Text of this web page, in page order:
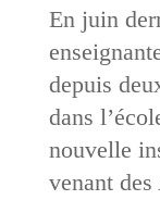
En juin
depuis
dans
nouvelle
venant